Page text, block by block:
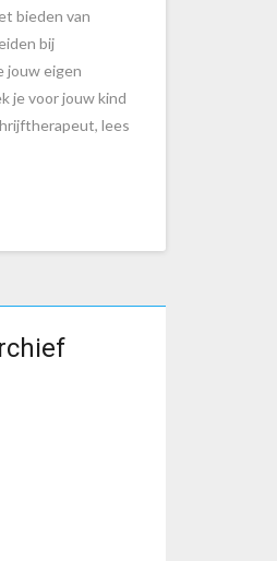
bieden van
bij
jouw eigen
je voor jouw kind
lees